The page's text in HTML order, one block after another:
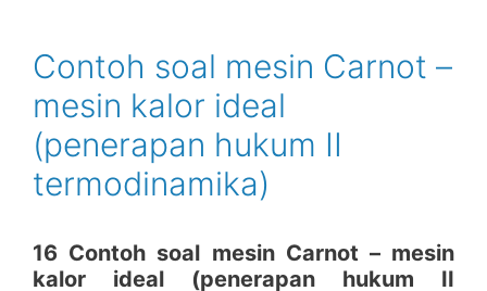
Contoh soal mesin Carnot –
mesin kalor ideal
(penerapan hukum II
termodinamika)
16 Contoh soal mesin Carnot – mesin
kalor ideal (penerapan hukum II